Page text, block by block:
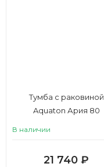
Тумба с раковиной
Aquaton Ария 80
В наличии
21 740 ₽